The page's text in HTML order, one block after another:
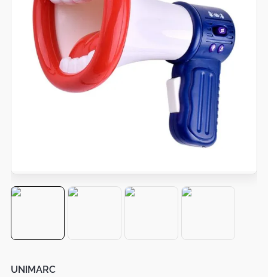
UNIMARC
Cuadro
Sillas
Duvet